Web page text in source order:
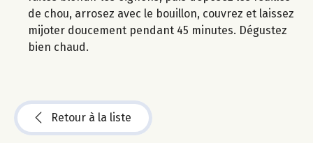
de chou, arrosez avec le bouillon, couvrez et laissez
mijoter doucement pendant 45 minutes. Dégustez
bien chaud.
Retour à la liste